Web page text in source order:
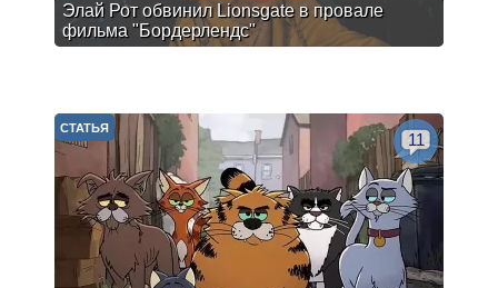
Элай Рот обвинил Lionsgate в провале
фильма "Бордерлендс"
СТАТЬЯ
11